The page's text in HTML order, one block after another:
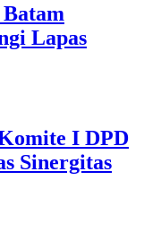
Lapas
I DPD
Sinergitas